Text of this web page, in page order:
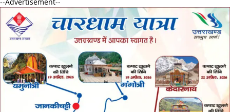
--Advertisement--